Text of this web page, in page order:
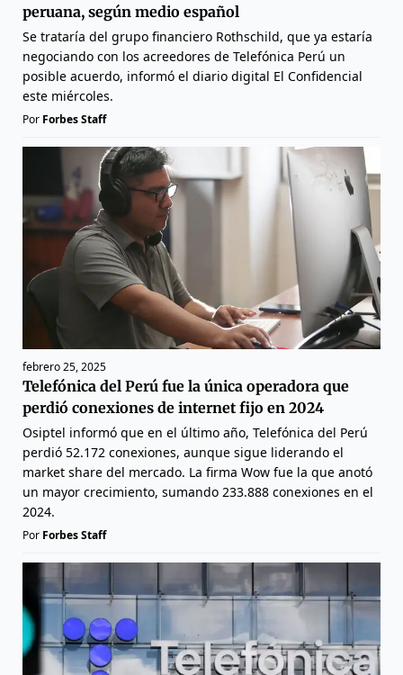
peruana, según medio español
Se trataría del grupo financiero Rothschild, que ya estaría
negociando con los acreedores de Telefónica Perú un
posible acuerdo, informó el diario digital El Confidencial
este miércoles.
Por Forbes Staff
febrero 25, 2025
Telefónica del Perú fue la única operadora que
perdió conexiones de internet fijo en 2024
Osiptel informó que en el último año, Telefónica del Perú
perdió 52.172 conexiones, aunque sigue liderando el
market share del mercado. La firma Wow fue la que anotó
un mayor crecimiento, sumando 233.888 conexiones en el
2024.
Por Forbes Staff